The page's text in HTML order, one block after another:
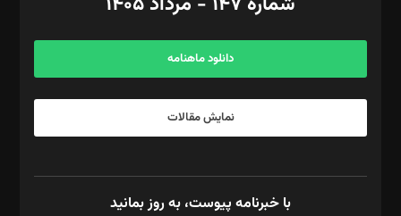
آگهی و مشترکین: ۰۹۱۹۹۹۹۰۴۵۴
دانلود ماهنامه
نمایش مقالات
با خبرنامه پیوست، به روز بمانید